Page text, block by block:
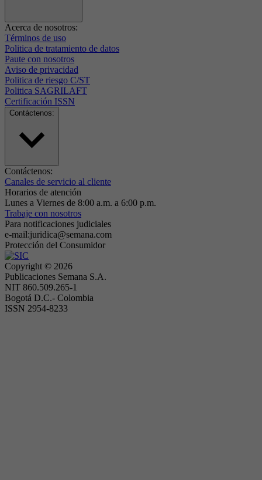
Acerca de nosotros:
Términos de uso
Politica de tratamiento de datos
Paute con nosotros
Aviso de privacidad
Politica de riesgo C/ST
Politica SAGRILAFT
Certificación ISSN
Contáctenos:
Contáctenos:
Canales de servicio al cliente
Horarios de atención
Lunes a Viernes de 8:00 a.m. a 6:00 p.m.
Trabaje con nosotros
Para notificaciones judiciales
e-mail:juridica@semana.com
Protección del Consumidor
Copyright © 2026
Publicaciones Semana S.A.
NIT 860.509.265-1
Bogotá D.C.- Colombia
ISSN 2954-8233